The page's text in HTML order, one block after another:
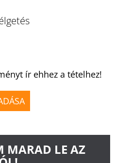
ír ehhez a tételhez!
MARAD LE AZ